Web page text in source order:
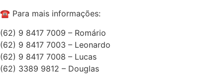
☎️ Para mais informações:
(62) 9 8417 7009 – Romário
(62) 9 8417 7003 – Leonardo
(62) 9 8417 7008 – Lucas
(62) 3389 9812 – Douglas